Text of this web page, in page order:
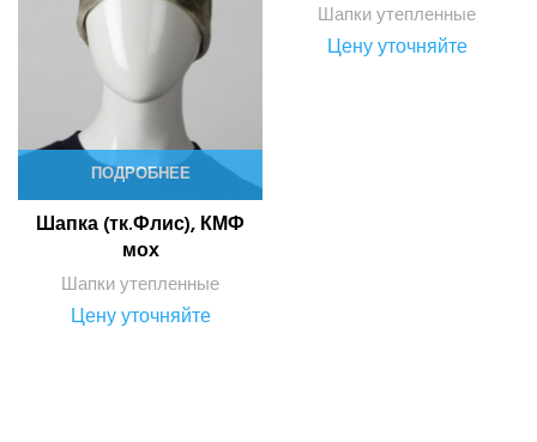
ПОДРОБНЕЕ
Шапка (тк.Флис), КМФ
мох
Шапки утепленные
Цену уточняйте
Шапки утепленные
Цену уточняйте